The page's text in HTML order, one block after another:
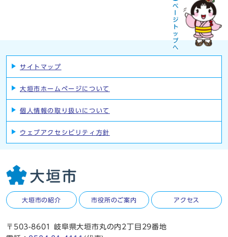
サイトマップ
大垣市ホームページについて
個人情報の取り扱いについて
ウェブアクセシビリティ方針
大垣市の紹介 市役所のご案内 アクセス
〒503-8601 岐阜県大垣市丸の内2丁目29番地